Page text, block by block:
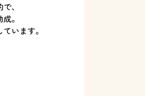
、
。
います。